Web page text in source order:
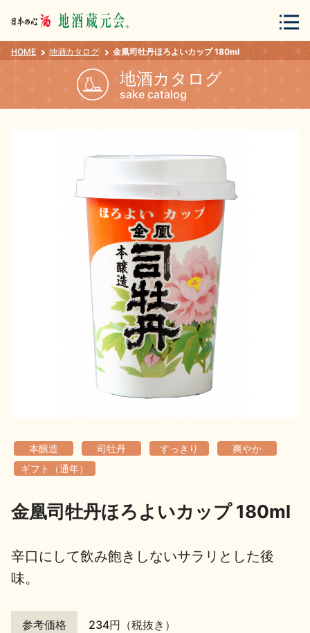
会員登録 ログイン
地酒カタログ
地酒解体新書
HOME 地酒カタログ 金凰司牡丹ほろよいカップ 180ml
地酒カタログ
sake catalog
本醸造 司牡丹 すっきり
爽やか
ギフト（通年）
金凰司牡丹ほろよいカップ 180ml
辛口にして飲み飽きしないサラリとした後
味。
参考価格 234円（税抜き）